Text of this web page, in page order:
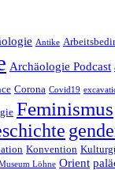
Antike
Archäologie Podcast
Corona Covid19
Feminismus
Konvention
Löhne Orient